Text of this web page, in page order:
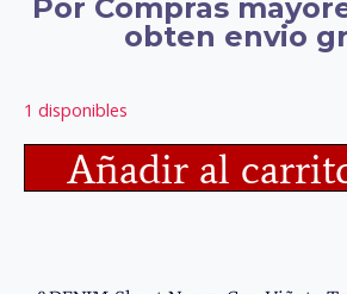
Por Compras
obten envio
1 disponibles
Añadir al